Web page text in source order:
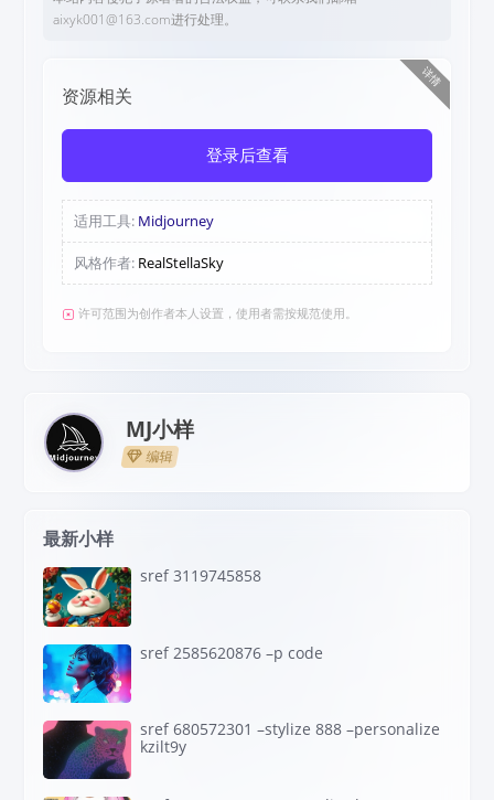
aixyk001@163.com进行处理。
详情
资源相关
登录后查看
适用工具: Midjourney
风格作者: RealStellaSky
许可范围为创作者本人设置，使用者需按规范使用。
MJ小样
编辑
最新小样
sref 3119745858
sref 2585620876 –p code
sref 680572301 –stylize 888 –personalize
kzilt9y